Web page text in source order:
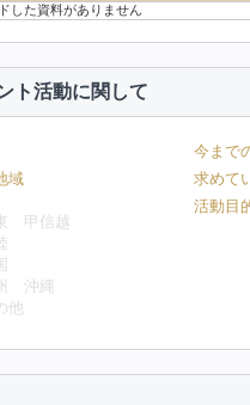
した資料がありません
ト活動に関して
域
甲信越
沖縄
他
今まで
求めて
活動目